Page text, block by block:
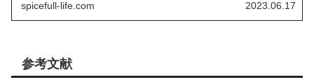
spicefull-life.com 2023.06.17
参考文献